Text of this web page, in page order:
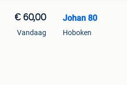
€ 60,00
Vandaag
Johan 80
Hoboken